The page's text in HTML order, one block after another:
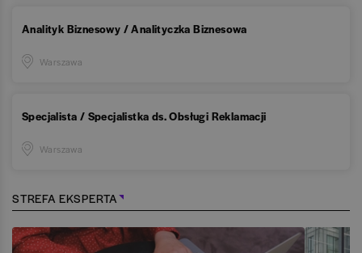
Analityk Biznesowy / Analityczka Biznesowa
Warszawa
Specjalista / Specjalistka ds. Obsługi Reklamacji
Warszawa
STREFA EKSPERTA